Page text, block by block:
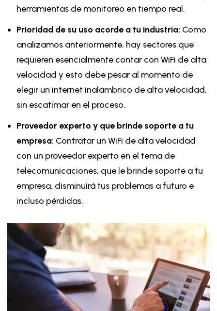
herramientas de monitoreo en tiempo real.
Prioridad de su uso acorde a tu industria: Como
analizamos anteriormente, hay sectores que
requieren esencialmente contar con WiFi de alta
velocidad y esto debe pesar al momento de
elegir un internet inalámbrico de alta velocidad,
sin escatimar en el proceso.
Proveedor experto y que brinde soporte a tu
empresa: Contratar un WiFi de alta velocidad
con un proveedor experto en el tema de
telecomunicaciones, que le brinde soporte a tu
empresa, disminuirá tus problemas a futuro e
incluso pérdidas.